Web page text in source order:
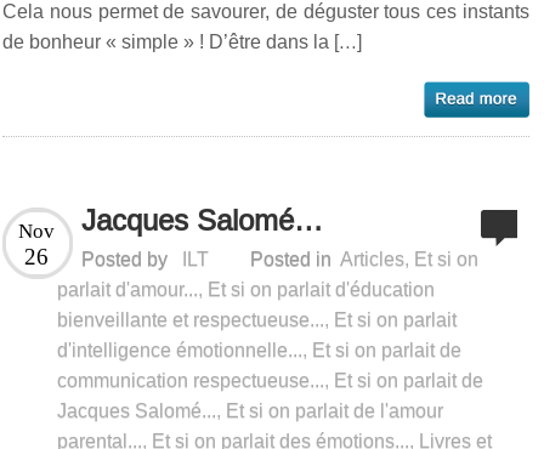
Cela nous permet de savourer, de déguster tous ces instants
de bonheur « simple » ! D’être dans la […]
Jacques Salomé…
Nov
26 Posted by ILT Posted in Articles, Et si on
parlait d'amour..., Et si on parlait d'éducation
bienveillante et respectueuse..., Et si on parlait
d'intelligence émotionnelle..., Et si on parlait de
communication respectueuse..., Et si on parlait de
Jacques Salomé..., Et si on parlait de l'amour
parental..., Et si on parlait des émotions..., Livres et